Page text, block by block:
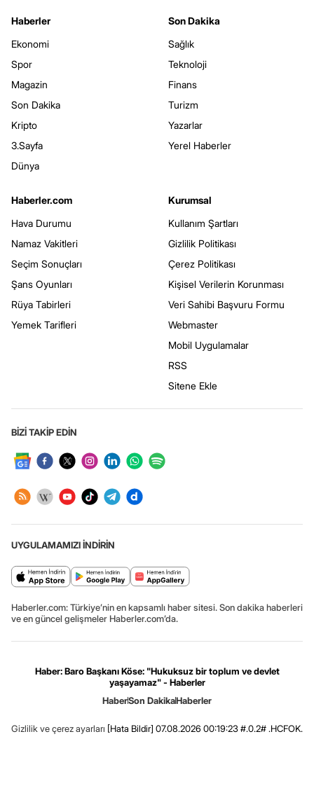
Haberler
Ekonomi
Spor
Magazin
Son Dakika
Kripto
3.Sayfa
Dünya
Son Dakika
Sağlık
Teknoloji
Finans
Turizm
Yazarlar
Yerel Haberler
Haberler.com
Hava Durumu
Namaz Vakitleri
Seçim Sonuçları
Şans Oyunları
Rüya Tabirleri
Yemek Tarifleri
Kurumsal
Kullanım Şartları
Gizlilik Politikası
Çerez Politikası
Kişisel Verilerin Korunması
Veri Sahibi Başvuru Formu
Webmaster
Mobil Uygulamalar
RSS
Sitene Ekle
BİZİ TAKİP EDİN
UYGULAMAMIZI İNDİRİN
Haberler.com: Türkiye’nin en kapsamlı haber sitesi. Son dakika haberleri
ve en güncel gelişmeler Haberler.com’da.
Haber: Baro Başkanı Köse: "Hukuksuz bir toplum ve devlet
yaşayamaz" - Haberler
HaberSon DakikaHaberler
Gizlilik ve çerez ayarları [Hata Bildir] 07.08.2026 00:19:23 #.0.2# .HCFOK.